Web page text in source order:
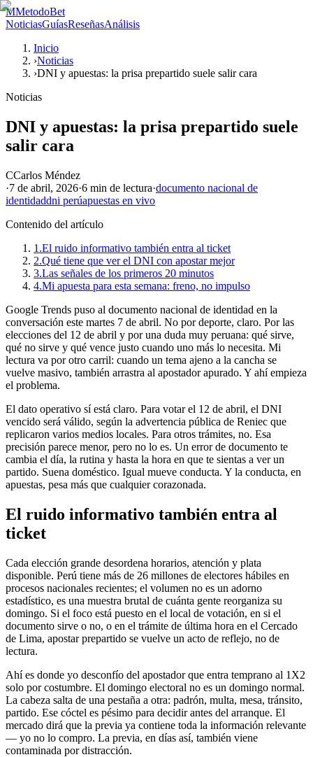
MMetodoBet
NoticiasGuíasReseñasAnálisis
Inicio
›Noticias
›DNI y apuestas: la prisa prepartido suele salir cara
Noticias
DNI y apuestas: la prisa prepartido suele
salir cara
CCarlos Méndez
·7 de abril, 2026·6 min de lectura·documento nacional de
identidaddni perúapuestas en vivo
Contenido del artículo
1.El ruido informativo también entra al ticket
2.Qué tiene que ver el DNI con apostar mejor
3.Las señales de los primeros 20 minutos
4.Mi apuesta para esta semana: freno, no impulso
Google Trends puso al documento nacional de identidad en la
conversación este martes 7 de abril. No por deporte, claro. Por las
elecciones del 12 de abril y por una duda muy peruana: qué sirve,
qué no sirve y qué vence justo cuando uno más lo necesita. Mi
lectura va por otro carril: cuando un tema ajeno a la cancha se
vuelve masivo, también arrastra al apostador apurado. Y ahí empieza
el problema.
El dato operativo sí está claro. Para votar el 12 de abril, el DNI
vencido será válido, según la advertencia pública de Reniec que
replicaron varios medios locales. Para otros trámites, no. Esa
precisión parece menor, pero no lo es. Un error de documento te
cambia el día, la rutina y hasta la hora en que te sientas a ver un
partido. Suena doméstico. Igual mueve conducta. Y la conducta, en
apuestas, pesa más que cualquier corazonada.
El ruido informativo también entra al
ticket
Cada elección grande desordena horarios, atención y plata
disponible. Perú tiene más de 26 millones de electores hábiles en
procesos nacionales recientes; el volumen no es un adorno
estadístico, es una muestra brutal de cuánta gente reorganiza su
domingo. Si el foco está puesto en el local de votación, en si el
documento sirve o no, o en el trámite de última hora en el Cercado
de Lima, apostar prepartido se vuelve un acto de reflejo, no de
lectura.
Ahí es donde yo desconfío del apostador que entra temprano al 1X2
solo por costumbre. El domingo electoral no es un domingo normal.
La cabeza salta de una pestaña a otra: padrón, multa, mesa, tránsito,
partido. Ese cóctel es pésimo para decidir antes del arranque. El
mercado dirá que la previa ya contiene toda la información relevante
— yo no lo compro. La previa, en días así, también viene
contaminada por distracción.